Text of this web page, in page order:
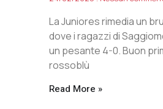
La Juniores rimedia un
dove i ragazzi di
un pesante 4-0. Buon
rossoblù
Read More »